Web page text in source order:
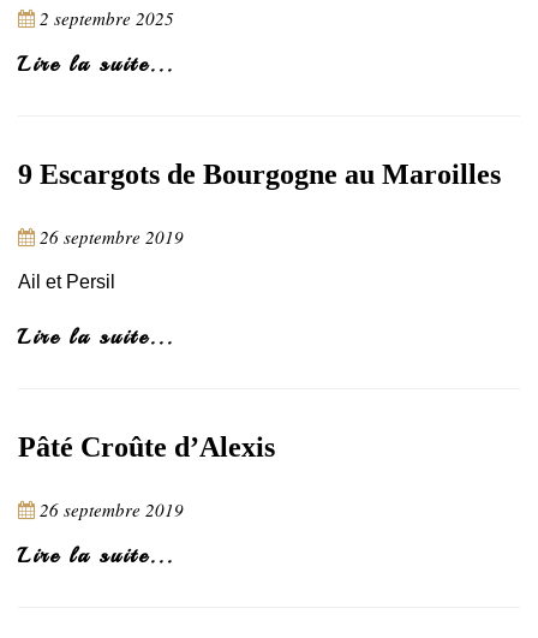
2 septembre 2025
Lire la suite...
9 Escargots de Bourgogne au Maroilles
26 septembre 2019
Ail et Persil
Lire la suite...
Pâté Croûte d’Alexis
26 septembre 2019
Lire la suite...